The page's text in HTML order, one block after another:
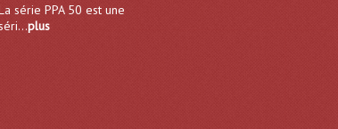
série PPA 50 est une
plus